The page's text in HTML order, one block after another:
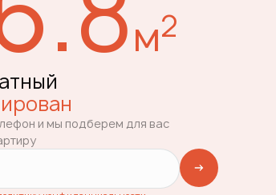
м2
и мы подберем для вас